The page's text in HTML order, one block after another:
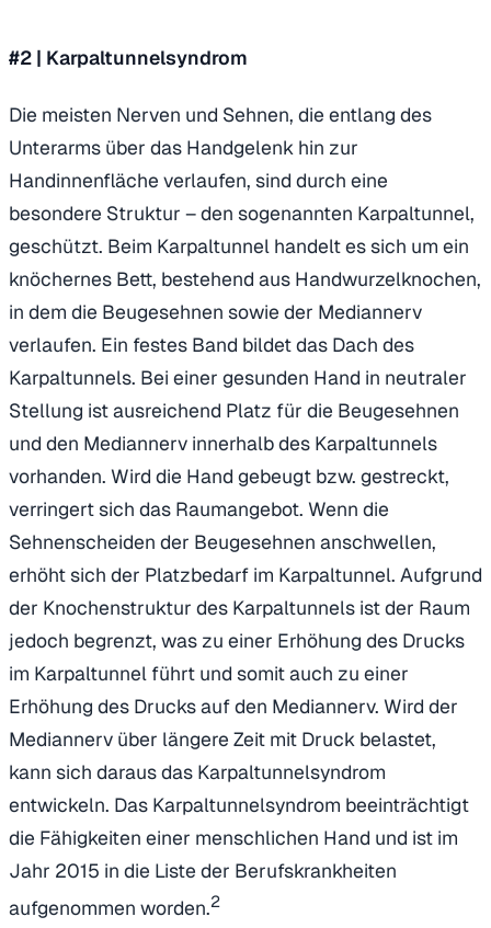
#2 | Karpaltunnelsyndrom
Die meisten Nerven und Sehnen, die entlang des
Unterarms über das Handgelenk hin zur
Handinnenfläche verlaufen, sind durch eine
besondere Struktur – den sogenannten Karpaltunnel,
geschützt. Beim Karpaltunnel handelt es sich um ein
knöchernes Bett, bestehend aus Handwurzelknochen,
in dem die Beugesehnen sowie der Mediannerv
verlaufen. Ein festes Band bildet das Dach des
Karpaltunnels. Bei einer gesunden Hand in neutraler
Stellung ist ausreichend Platz für die Beugesehnen
und den Mediannerv innerhalb des Karpaltunnels
vorhanden. Wird die Hand gebeugt bzw. gestreckt,
verringert sich das Raumangebot. Wenn die
Sehnenscheiden der Beugesehnen anschwellen,
erhöht sich der Platzbedarf im Karpaltunnel. Aufgrund
der Knochenstruktur des Karpaltunnels ist der Raum
jedoch begrenzt, was zu einer Erhöhung des Drucks
im Karpaltunnel führt und somit auch zu einer
Erhöhung des Drucks auf den Mediannerv. Wird der
Mediannerv über längere Zeit mit Druck belastet,
kann sich daraus das Karpaltunnelsyndrom
entwickeln. Das Karpaltunnelsyndrom beeinträchtigt
die Fähigkeiten einer menschlichen Hand und ist im
Jahr 2015 in die Liste der Berufskrankheiten
aufgenommen worden.2